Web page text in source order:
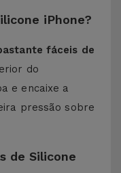
iPhone?
fáceis de
do
e encaixe a
pressão sobre
de Silicone